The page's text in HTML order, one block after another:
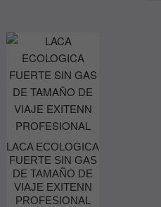
LACA ECOLOGICA
FUERTE SIN GAS
DE TAMAÑO DE
VIAJE EXITENN
PROFESIONAL